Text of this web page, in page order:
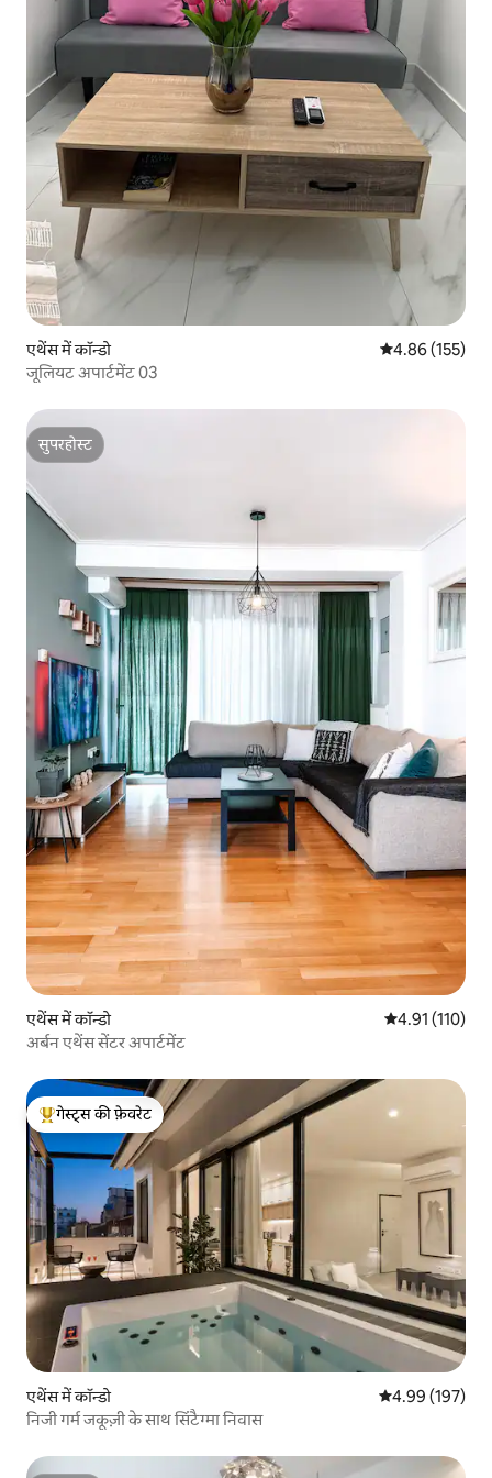
एथेंस में कॉन्डो औसत रेटिंग 5 में से
4.86 (155)
जूलियट अपार्टमेंट 03
सुपरहोस्ट
सुपरहोस्ट
एथेंस में कॉन्डो औसत रेटिंग 5 में से
4.91 (110)
अर्बन एथेंस सेंटर अपार्टमेंट
गेस्ट्स का टॉप फ़ेवरेट
गेस्ट्स की फ़ेवरेट
एथेंस में कॉन्डो औसत रेटिंग 5 में से
4.99 (197)
निजी गर्म जकूज़ी के साथ सिंटैग्मा निवास